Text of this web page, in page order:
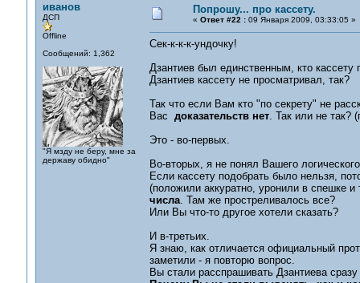
иванов
ДСП
Offline
Сообщений: 1,362
"Я мзду не беру, мне за
державу обидно"
Попрошу... про кассету.
« Ответ #22 :09 Января 2009, 03:33:05 »
Сек-к-к-к-ундочку!
Дзантиев был единственным, кто кассету
Дзантиев кассету не просматривал, так?
Так что если Вам кто "по секрету" не
Вас доказательств нет. Так или не так?
Это - во-первых.
Во-вторых, я не понял Вашего
Если кассету подобрать было нельзя,
(положили аккуратно, уронили в спешке и
числа. Там же простреливалось все?
Или Вы что-то другое хотели сказать?
И в-третьих.
Я знаю, как отличается официальный
заметили - я повторю вопрос.
Вы стали расспрашивать Дзантиева сразу